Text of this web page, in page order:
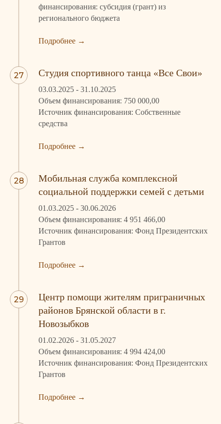
финансирования: субсидия (грант) из
регионального бюджета
Подробнее →
Студия спортивного танца «Все Свои»
03.03.2025 - 31.10.2025
Объем финансирования: 750 000,00
Источник финансирования: Собственные
средства
Подробнее →
Мобильная служба комплексной
социальной поддержки семей с детьми
01.03.2025 - 30.06.2026
Объем финансирования: 4 951 466,00
Источник финансирования: Фонд Президентских
Грантов
Подробнее →
Центр помощи жителям приграничных
районов Брянской области в г.
Новозыбков
01.02.2026 - 31.05.2027
Объем финансирования: 4 994 424,00
Источник финансирования: Фонд Президентских
Грантов
Подробнее →